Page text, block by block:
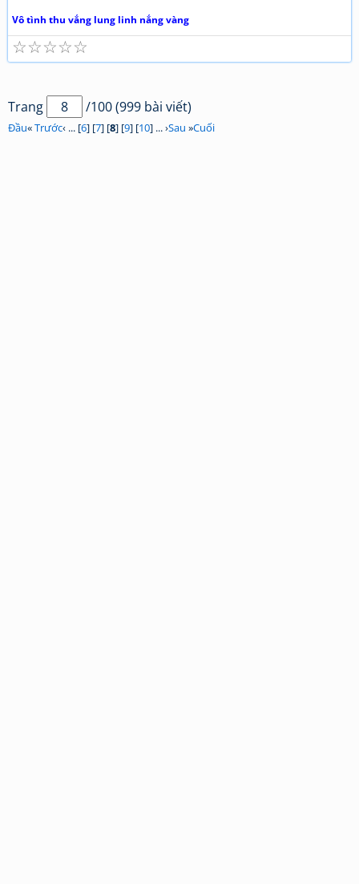
Vô tình thu vắng lung linh nắng vàng
☆
☆
☆
☆
☆
Trang /100 (999 bài viết)
Đầu«Trước‹ ... [6] [7] [8] [9] [10] ... ›Sau »Cuối